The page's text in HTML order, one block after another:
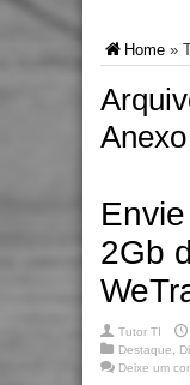
Home »
2Gb
Tutor TI
Destaque
Deixe um